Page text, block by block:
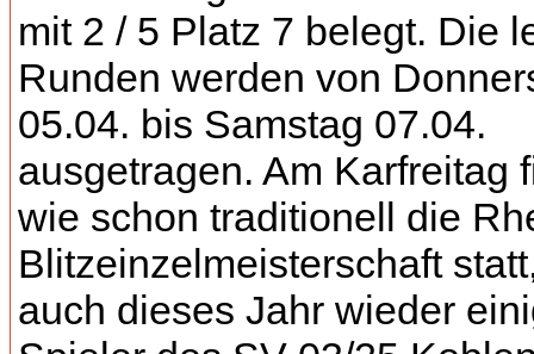
mit 2 / 5 Platz 7 belegt. Die
Runden werden von
05.04. bis Samstag 07.04.
ausgetragen. Am Karfreitag
wie schon traditionell die
Blitzeinzelmeisterschaft
auch dieses Jahr wieder